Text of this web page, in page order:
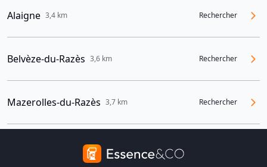
Alaigne 3,4 km Rechercher
Belvèze-du-Razès 3,6 km Rechercher
Mazerolles-du-Razès 3,7 km Rechercher